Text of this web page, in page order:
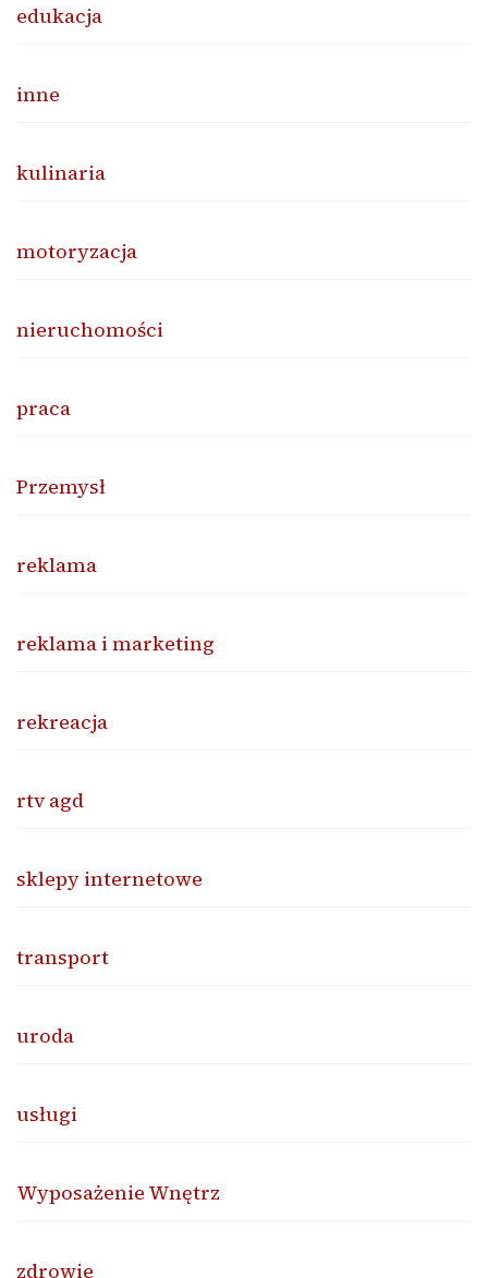
edukacja
inne
kulinaria
motoryzacja
nieruchomości
praca
Przemysł
reklama
reklama i marketing
rekreacja
rtv agd
sklepy internetowe
transport
uroda
usługi
Wyposażenie Wnętrz
zdrowie